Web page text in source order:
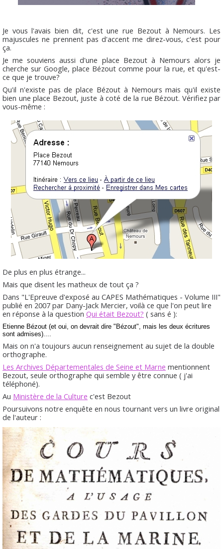
Je vous l'avais bien dit, c'est une rue Bezout à Nemours. Les
majuscules ne prennent pas d'accent me direz-vous, c'est pour
ça.
Je me souviens aussi d'une place Bezout à Nemours alors je
cherche sur Google, place Bézout comme pour la rue, et qu'est-
ce que je trouve?
Qu'il n'existe pas de place Bézout à Nemours mais qu'il existe
bien une place Bezout, juste à coté de la rue Bézout. Vérifiez par
vous-même :
De plus en plus étrange...
Mais que disent les matheux de tout ça ?
Dans "L'Epreuve d'exposé au CAPES Mathématiques - Volume III"
publié en 2007 par Dany-Jack Mercier, voilà ce que l'on peut lire
en réponse à la question Qui était Bezout? ( sans é ):
Etienne Bézout (et oui, on devrait dire "Bézout", mais les deux écritures
sont admises)....
Mais on n'a toujours aucun renseignement au sujet de la double
orthographe.
Les Archives Départementales de Seine et Marne mentionnent
Bezout, seule orthographe qui semble y être connue ( j'ai
téléphoné).
Au Ministère de la Culture c'est Bezout
Poursuivons notre enquête en nous tournant vers un livre original
de l'auteur :